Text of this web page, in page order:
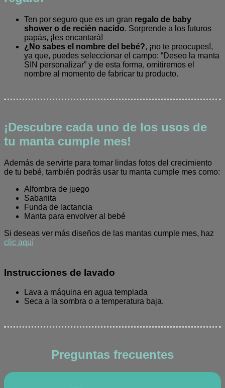
Ten por seguro que es un gran regalo de baby
shower o de recién nacido. Sorprende a los futuros
papás, ¡les encantará!
¿No sabes el nombre del bebé?, ¡no te preocupes!,
ya que, puedes seleccionar el campo: “Deseo la manta
SIN personalizar” y de esta forma, omitiremos el
nombre al momento de fabricar tu producto.
¡Descubre cada uno de los usos de
tu manta cumple mes!
Además de servirte para tomar lindas fotos del crecimiento
de tu bebé, también podrás usar tu manta cumple mes como:
Alfombra de juego
Sabanita
Funda de lactancia
Manta para envolver al bebé
Si deseas ver más diseños de las mantas cumple mes, haz
clic aquí
Instrucciones de lavado
Lava a máquina en agua templada
Seca a la sombra o a temperatura baja.
Preguntas frecuentes